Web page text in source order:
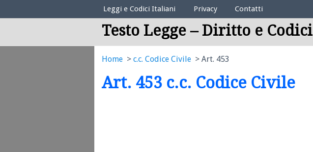
Elenco Codici Legali
Leggi e Codici Italiani Privacy Contatti
Testo Legge – Diritto e Codici
Home c.c. Codice Civile Art. 453
Art. 453 c.c. Codice Civile